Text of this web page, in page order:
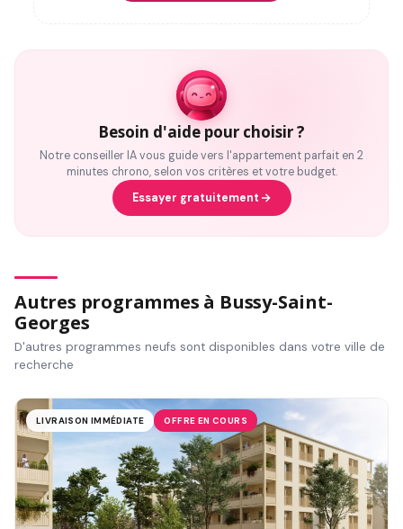
Besoin d'aide pour choisir ?
Notre conseiller IA vous guide vers l'appartement parfait en 2
minutes chrono, selon vos critères et votre budget.
Essayer gratuitement
Autres programmes à Bussy-Saint-
Georges
D'autres programmes neufs sont disponibles dans votre ville de
recherche
LIVRAISON IMMÉDIATE OFFRE EN COURS